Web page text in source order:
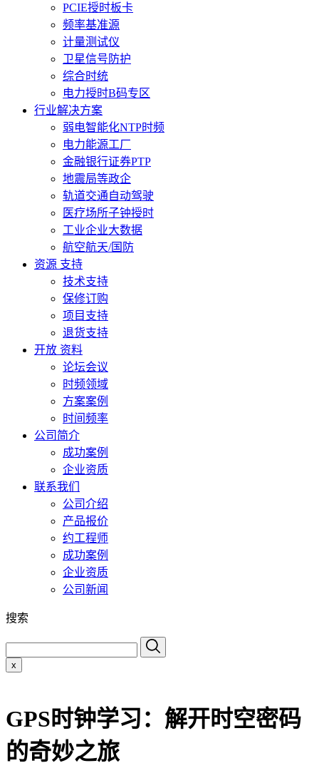
PCIE授时板卡
频率基准源
计量测试仪
卫星信号防护
综合时统
电力授时B码专区
行业解决方案
弱电智能化NTP时频
电力能源工厂
金融银行证券PTP
地震局等政企
轨道交通自动驾驶
医疗场所子钟授时
工业企业大数据
航空航天/国防
资源 支持
技术支持
保修订购
项目支持
退货支持
开放 资料
论坛会议
时频领域
方案案例
时间频率
公司简介
成功案例
企业资质
联系我们
公司介绍
产品报价
约工程师
成功案例
企业资质
公司新闻
搜索
x
GPS时钟学习：解开时空密码
的奇妙之旅